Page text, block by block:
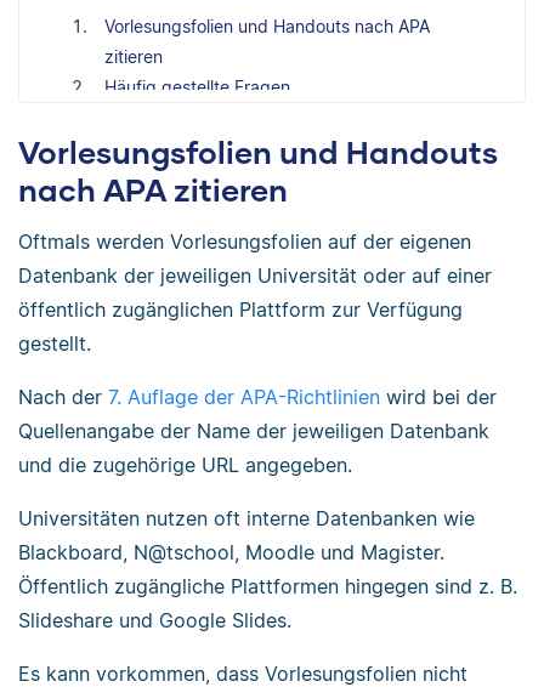
Vorlesungsfolien und Handouts nach APA
zitieren
Häufig gestellte Fragen
Vorlesungsfolien und Handouts
nach APA zitieren
Oftmals werden Vorlesungsfolien auf der eigenen
Datenbank der jeweiligen Universität oder auf einer
öffentlich zugänglichen Plattform zur Verfügung
gestellt.
Nach der 7. Auflage der APA-Richtlinien wird bei der
Quellenangabe der Name der jeweiligen Datenbank
und die zugehörige URL angegeben.
Universitäten nutzen oft interne Datenbanken wie
Blackboard, N@tschool, Moodle und Magister.
Öffentlich zugängliche Plattformen hingegen sind z. B.
Slideshare und Google Slides.
Es kann vorkommen, dass Vorlesungsfolien nicht